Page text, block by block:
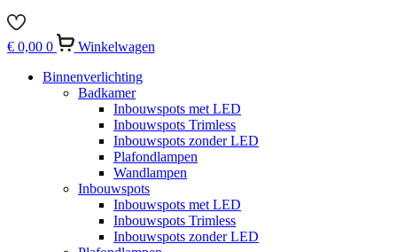
€ 0,00 0
Winkelwagen
Binnenverlichting
Badkamer
Inbouwspots met LED
Inbouwspots Trimless
Inbouwspots zonder LED
Plafondlampen
Wandlampen
Inbouwspots
Inbouwspots met LED
Inbouwspots Trimless
Inbouwspots zonder LED